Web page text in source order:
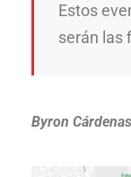
Estos
serán las
Byron